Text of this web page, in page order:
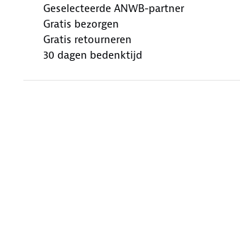
Geselecteerde ANWB-partner
Gratis bezorgen
Gratis retourneren
30 dagen bedenktijd